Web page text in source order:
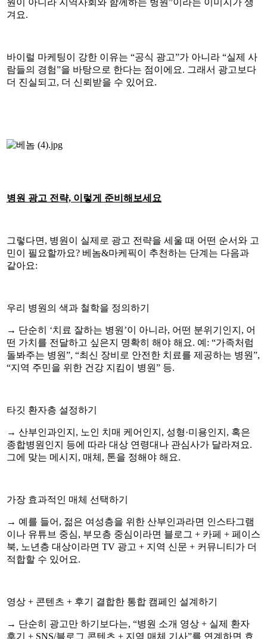
원이 아니라 지역사회와 함께하는 병원”이라는 이미지가 생
겨요.
바이럴 마케팅이 강한 이유는 “공식 광고”가 아니라 “실제 사
람들의 경험”을 바탕으로 한다는 점이에요. 그래서 광고보다
더 진실되고, 더 신뢰받을 수 있어요.
병원 광고 전략, 이렇게 준비해보세요
그렇다면, 병원이 실제로 광고 전략을 세울 때 어떤 순서와 고
민이 필요할까요? 베놈&마케픽이 추천하는 단계는 다음과
같아요:
우리 병원의 색과 철학을 정의하기
→ 단순히 ‘치료 잘하는 병원’이 아니라, 어떤 분위기인지, 어
떤 가치를 전달하고 싶은지 명확히 해야 해요. 예: “가족처럼
돌봐주는 병원”, “최신 장비로 안전한 치료를 제공하는 병원”,
“지역 주민을 위한 건강 지킴이 병원” 등.
타깃 환자층 설정하기
→ 산부인과인지, 노인 치매 케어인지, 성형·미용인지, 혹은
종합병원인지 등에 따라 대상 연령대나 관심사가 달라져요.
그에 맞는 메시지, 매체, 톤을 정해야 해요.
가장 효과적인 매체 선택하기
→ 예를 들어, 젊은 여성층을 위한 산부인과라면 인스타그램
이나 유튜브 중심, 부모층 중심이라면 블로그 + 카페 + 페이스
북, 노년층 대상이라면 TV 광고 + 지역 신문 + 커뮤니티가 더
적합할 수 있어요.
영상 + 콘텐츠 + 후기 결합한 통합 캠페인 설계하기
→ 단순히 광고만 하기보다는, “병원 소개 영상 + 실제 환자
후기 + SNS/블로그 콘텐츠 + 지역 매체 기사”를 연계하면 효